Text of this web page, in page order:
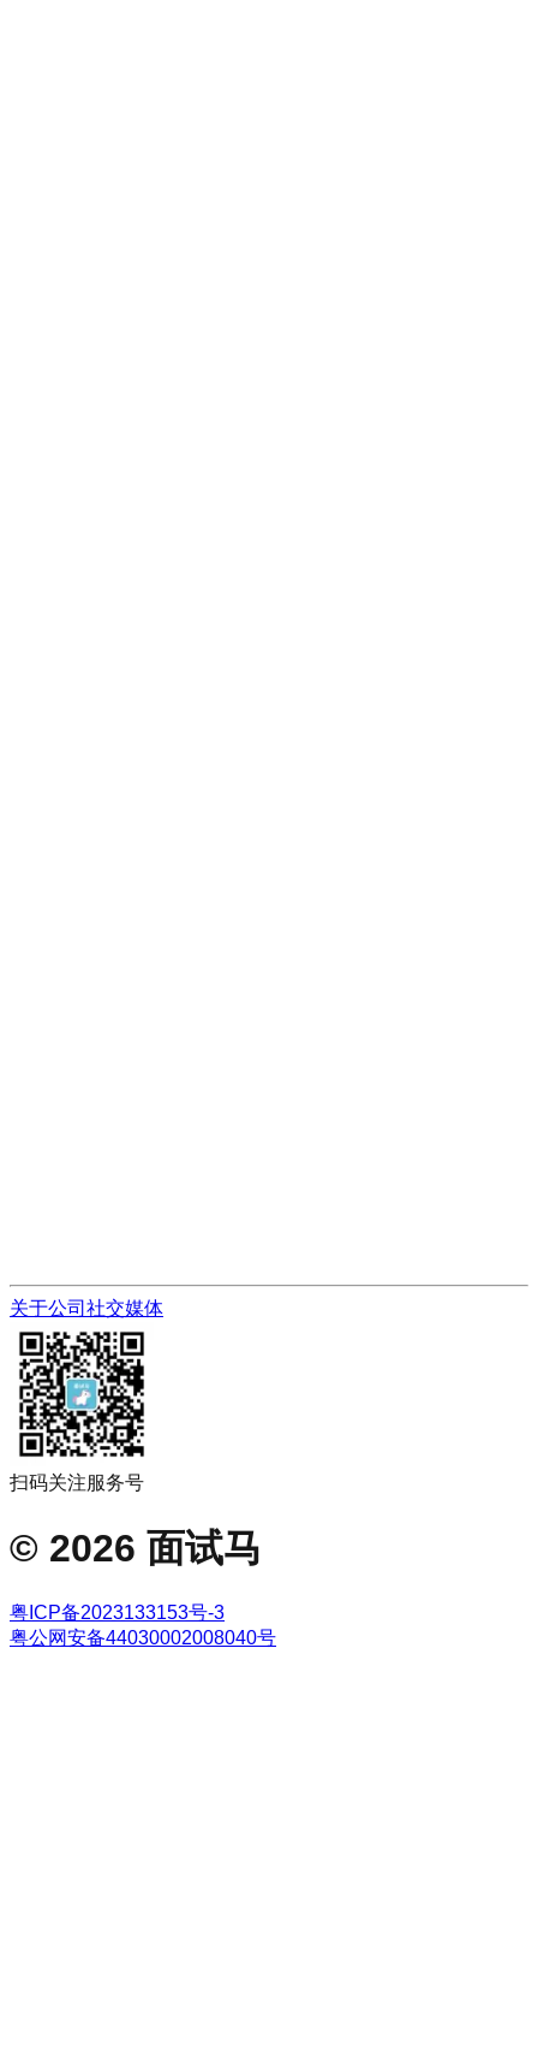
关于公司 社交媒体
扫码关注服务号
© 2026 面试马
粤ICP备2023133153号-3
粤公网安备44030002008040号